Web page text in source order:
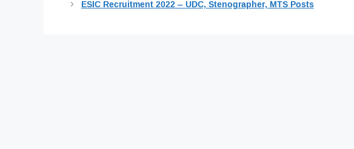
ESIC Recruitment 2022 – UDC, Stenographer, MTS Posts